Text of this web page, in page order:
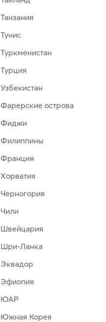
Танзания
Тунис
Туркменистан
Турция
Узбекистан
Фарерские острова
Фиджи
Филиппины
Франция
Хорватия
Черногория
Чили
Швейцария
Шри-Ланка
Эквадор
Эфиопия
ЮАР
Южная Корея